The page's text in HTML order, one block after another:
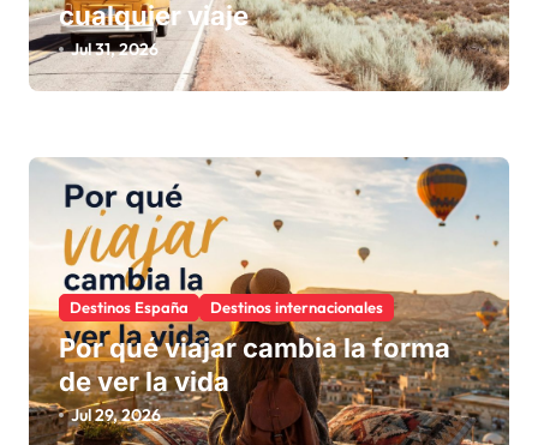
cualquier viaje
Jul 31, 2026
Destinos España Destinos internacionales
Por qué viajar cambia la forma
de ver la vida
Jul 29, 2026